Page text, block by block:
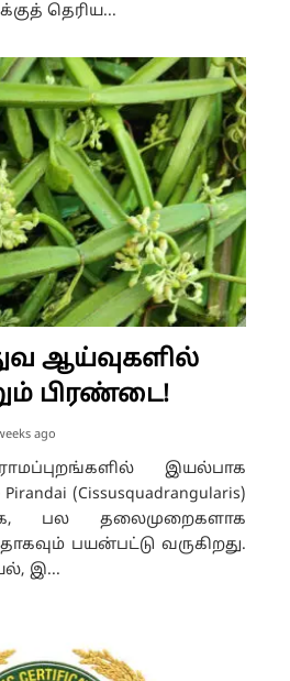
தெரிய...
ஆய்வுகளில்
பிரண்டை!
ago
இயல்பாக
(Cissusquadrangularis)
பல தலைமுறைகளாக
பயன்பட்டு வருகிறது.
இ...